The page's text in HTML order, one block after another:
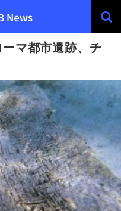
ーマ都市遺跡、チ